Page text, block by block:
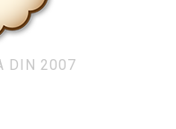
DIN 2007